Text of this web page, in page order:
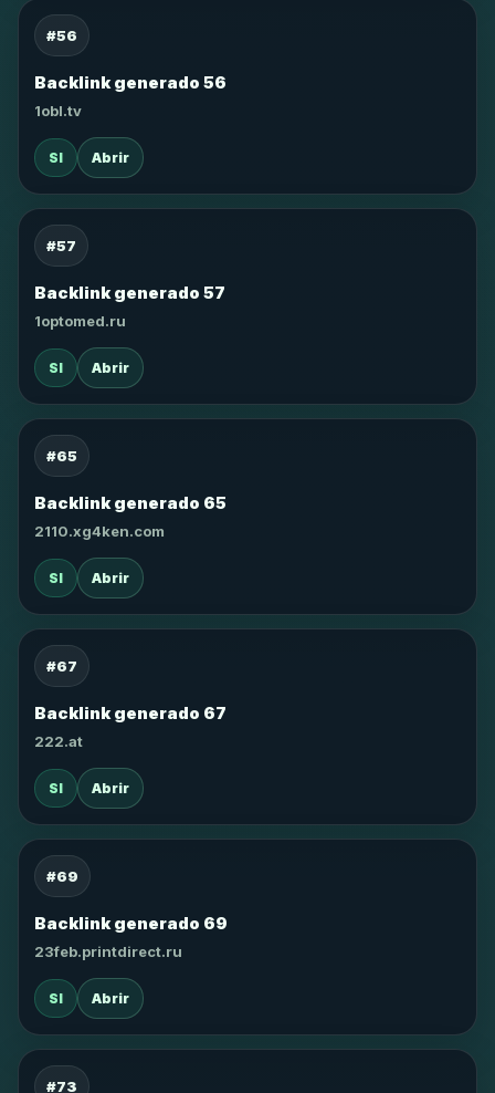
#56
Backlink generado 56
1obl.tv
SI Abrir
#57
Backlink generado 57
1optomed.ru
SI Abrir
#65
Backlink generado 65
2110.xg4ken.com
SI Abrir
#67
Backlink generado 67
222.at
SI Abrir
#69
Backlink generado 69
23feb.printdirect.ru
SI Abrir
#73